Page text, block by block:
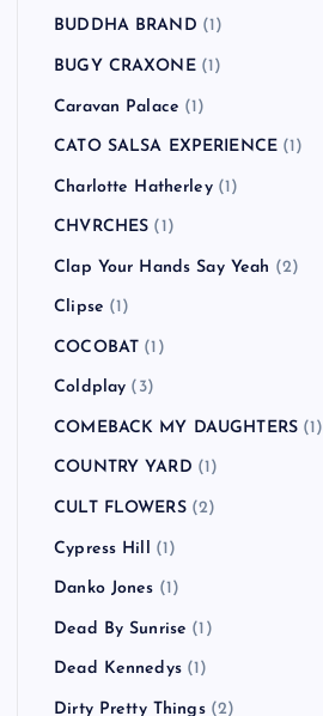
BUDDHA BRAND (1)
BUGY CRAXONE(1)
Caravan Palace (1)
CATO SALSA EXPERIENCE (1)
Charlotte Hatherley(1)
CHVRCHES (1)
Clap Your Hands Say Yeah (2)
Clipse (1)
COCOBAT (1)
Coldplay (3)
COMEBACK MY DAUGHTERS (1)
COUNTRY YARD (1)
CULT FLOWERS(2)
Cypress Hill (1)
Danko Jones (1)
Dead By Sunrise (1)
Dead Kennedys(1)
Dirty Pretty Things(2)